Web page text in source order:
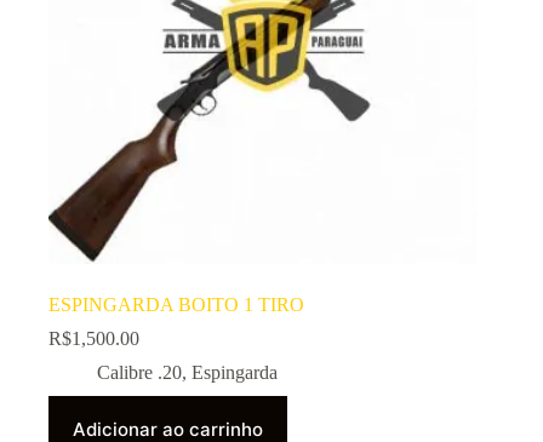
ESPINGARDA BOITO 1 TIRO
R$1,500.00
Calibre .20, Espingarda
Adicionar ao carrinho